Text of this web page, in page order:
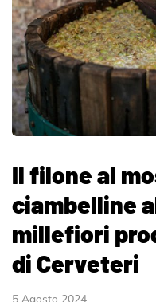
Il filone al
ciambelline
millefiori
di Cerveteri
5 Agosto 2024